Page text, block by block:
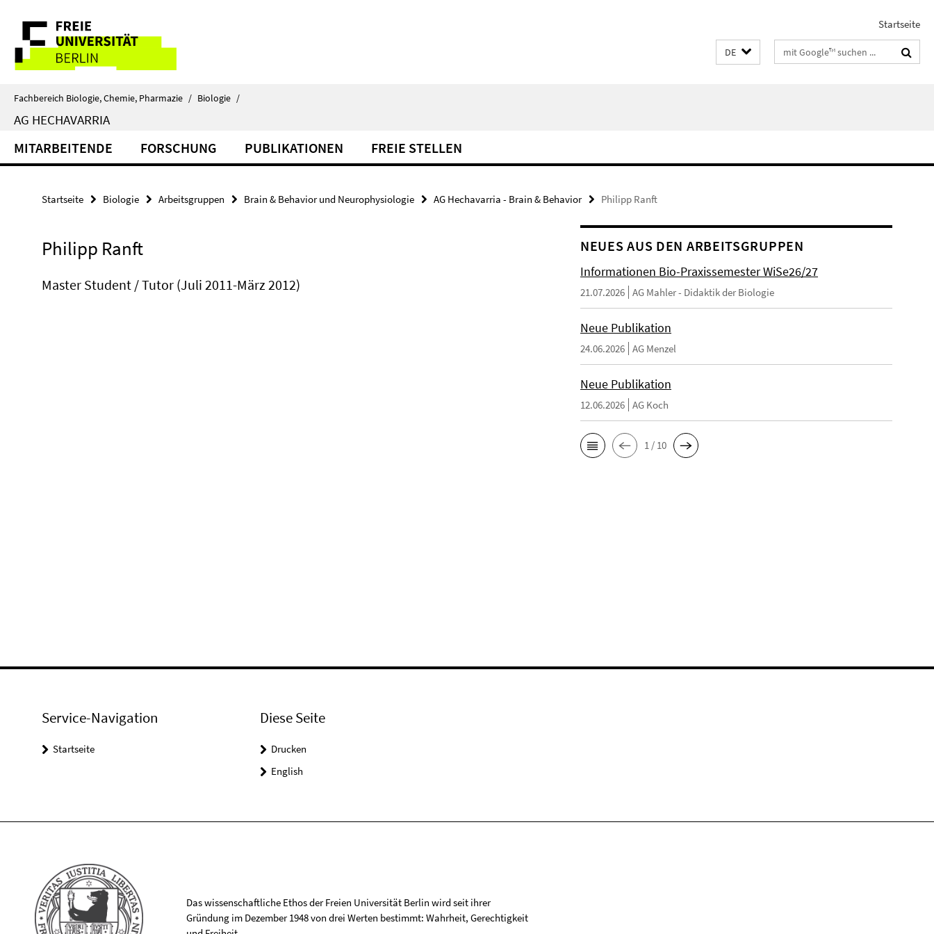
direkt
Inhalt
Service-
Navigation
Startseite
DE Suchbegriffe
Fachbereich Biologie, Chemie, Pharmazie / Biologie /
AG HECHAVARRIA
MITARBEITENDE FORSCHUNG PUBLIKATIONEN FREIE STELLEN
Startseite Biologie Arbeitsgruppen Brain & Behavior und Neurophysiologie AG Hechavarria - Brain & Behavior Philipp Ranft
Philipp Ranft
Master Student / Tutor (Juli 2011-März 2012)
NEUES AUS DEN ARBEITSGRUPPEN
Informationen Bio-Praxissemester WiSe26/27
21.07.2026 AG Mahler - Didaktik der Biologie
Neue Publikation
24.06.2026 AG Menzel
Neue Publikation
12.06.2026 AG Koch
1 / 10
Service-Navigation
Startseite
Diese Seite
Drucken
English
Das wissenschaftliche Ethos der Freien Universität Berlin wird seit ihrer
Gründung im Dezember 1948 von drei Werten bestimmt: Wahrheit, Gerechtigkeit